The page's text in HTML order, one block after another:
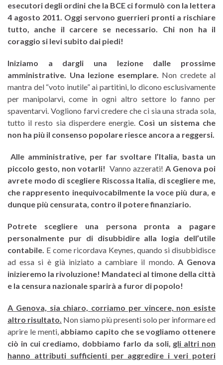
esecutori degli ordini che la BCE ci formulò con la lettera
4 agosto 2011. Oggi servono guerrieri pronti a rischiare
tutto, anche il carcere se necessario. Chi non ha il
coraggio si levi subito dai piedi!
Iniziamo a dargli una lezione dalle prossime
amministrative. Una lezione esemplare. Non credete al
mantra del “voto inutile” ai partitini, lo dicono esclusivamente
per manipolarvi, come in ogni altro settore lo fanno per
spaventarvi. Vogliono farvi credere che ci sia una strada sola,
tutto il resto sia disperdere energie. Così un sistema che
non ha più il consenso popolare riesce ancora a reggersi.
Alle amministrative, per far svoltare l’Italia, basta un
piccolo gesto, non votarli! Vanno azzerati! A Genova poi
avrete modo di scegliere Riscossa Italia, di scegliere me,
che rappresento inequivocabilmente la voce più dura, e
dunque più censurata, contro il potere finanziario.
Potrete scegliere una persona pronta a pagare
personalmente pur di disubbidire alla logia dell’utile
contabile. E come ricordava Keynes, quando si disubbidisce
ad essa si è già iniziato a cambiare il mondo. A Genova
inizieremo la rivoluzione! Mandateci al timone della città
e la censura nazionale sparirà a furor di popolo!
A Genova, sia chiaro, corriamo per vincere, non esiste
altro risultato. Non siamo più presenti solo per informare ed
aprire le menti, abbiamo capito che se vogliamo ottenere
ciò in cui crediamo, dobbiamo farlo da soli, gli altri non
hanno attributi sufficienti per aggredire i veri poteri